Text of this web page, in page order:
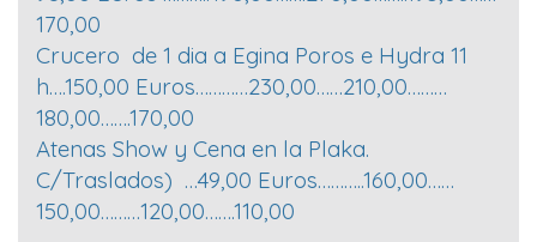
170,00
Crucero de 1 dia a Egina Poros e Hydra 11
h….150,00 Euros…………230,00……210,00………
180,00…….170,00
Atenas Show y Cena en la Plaka.
C/Traslados) …49,00 Euros………..160,00……
150,00………120,00…….110,00